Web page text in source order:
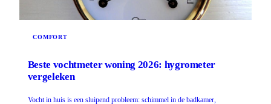
COMFORT
Beste vochtmeter woning 2026: hygrometer
vergeleken
Vocht in huis is een sluipend probleem: schimmel in de badkamer,